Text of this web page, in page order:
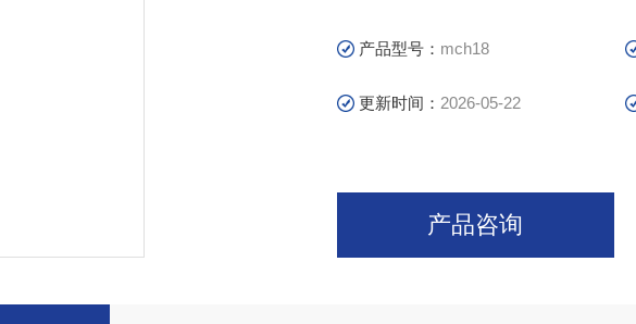
产品型号： mch18
更新时间： 2026-05-22
产品咨询